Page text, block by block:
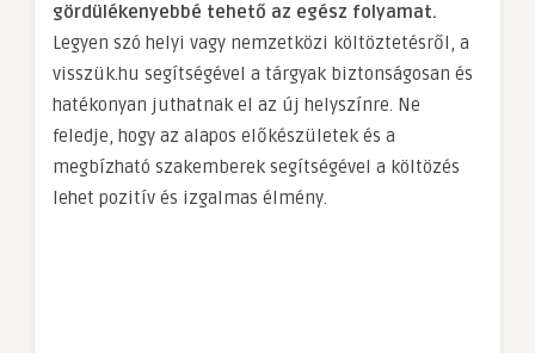
gördülékenyebbé tehető az egész folyamat.
Legyen szó helyi vagy nemzetközi költöztetésről, a
visszük.hu segítségével a tárgyak biztonságosan és
hatékonyan juthatnak el az új helyszínre. Ne
feledje, hogy az alapos előkészületek és a
megbízható szakemberek segítségével a költözés
lehet pozitív és izgalmas élmény.